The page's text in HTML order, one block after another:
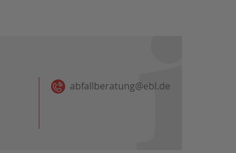
abfallberatung@ebl.de